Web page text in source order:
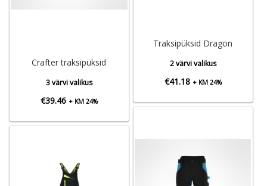
Traksipüksid Dragon
2 värvi valikus
€41.18 + KM 24%
Crafter traksipüksid
3 värvi valikus
€39.46 + KM 24%